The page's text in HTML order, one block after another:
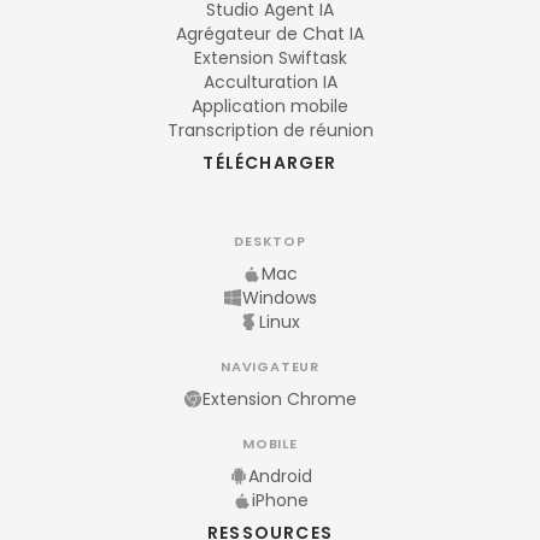
Studio Agent IA
Agrégateur de Chat IA
Extension Swiftask
Acculturation IA
Application mobile
Transcription de réunion
TÉLÉCHARGER
DESKTOP
Mac
Windows
Linux
NAVIGATEUR
Extension Chrome
MOBILE
Android
iPhone
RESSOURCES